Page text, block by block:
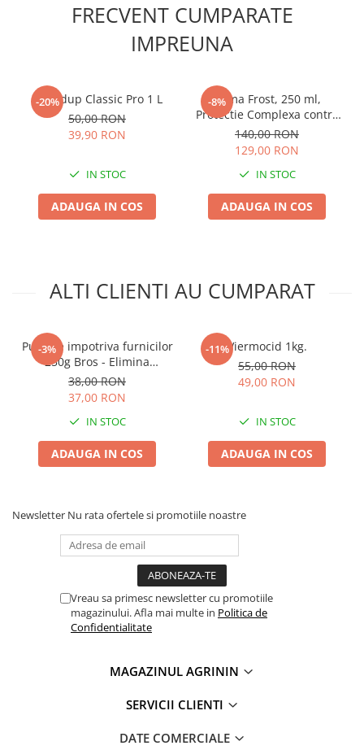
Plasa de umbrire
Pompa de stropit
Raticide
Spray si intretinere
Vinificatie
Lichidare STOC
Baros / Ciocan / Topor
Cantare
Centuri/chingi
Colier / Faseta
Consumabile motofierastrau
Discuri debitare
Discuri motocoasa
Feronerie si accesorii
Fierastraie manuale
Gresor / Decalimetru
Hranitoare/ Adapatoare
FRECVENT CUMPARATE
IMPREUNA
-20%
Roundup Classic Pro 1 L
50,00 RON
39,90 RON
IN STOC
ADAUGA IN COS
-8%
Prima Frost, 250 ml,
Protectie Complexa contra
Inghetului, Secetei si
Grindinei, Concentrat 100 L
140,00 RON
129,00 RON
IN STOC
ADAUGA IN COS
ALTI CLIENTI AU CUMPARAT
-3%
Pulbere impotriva furnicilor
250g Bros - Elimina
Musuroiul in 24 de Ore
38,00 RON
37,00 RON
IN STOC
ADAUGA IN COS
-11%Viermocid 1kg.
55,00 RON
49,00 RON
IN STOC
ADAUGA IN COS
Newsletter Nu rata ofertele si promotiile noastre
Vreau sa primesc newsletter cu promotiile
magazinului. Afla mai multe in Politica de
Confidentialitate
MAGAZINUL AGRININ
SERVICII CLIENTI
DATE COMERCIALE